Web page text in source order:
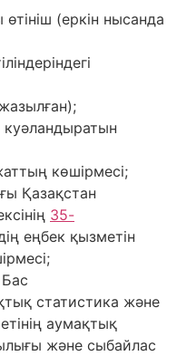
(еркін нысанда
көшірмесі;
Қазақстан
35-
еңбек қызметін
статистика және
аумақтық
және сыбайлас